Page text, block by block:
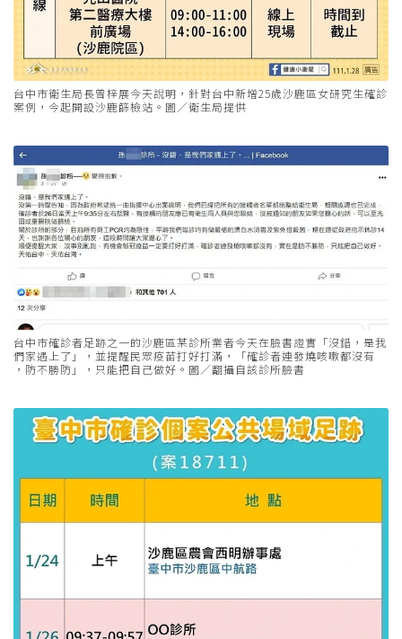
台中市衛生局長曾梓展今天說明，針對台中新增25歲沙鹿區女研究生確診
案例，今起開設沙鹿篩檢站。圖／衛生局提供
台中市確診者足跡之一的沙鹿區某診所業者今天在臉書證實「沒錯，是我
們家遇上了」，並提醒民眾疫苗打好打滿，「確診者連發燒咳嗽都沒有
，防不勝防」，只能把自己做好。圖／翻攝自該診所臉書